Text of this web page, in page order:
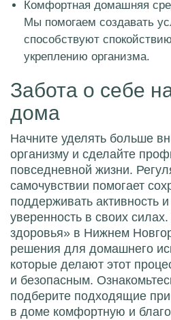
Комфортная домашняя
Мы помогаем создавать
способствуют
укреплению организма.
Забота о себе
дома
Начните уделять больше
организму и сделайте
повседневной жизни.
самочувствии помогает
поддерживать активность и
уверенность в своих
здоровья» в Нижнем
решения для домашнего
которые делают этот
и безопасным.
подберите подходящие
в доме комфортную и